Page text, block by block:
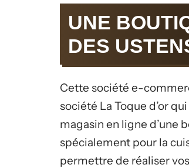
UNE
DES
Cette société e-
société La Toque d’or
magasin en ligne d’une
spécialement pour la
permettre de réaliser